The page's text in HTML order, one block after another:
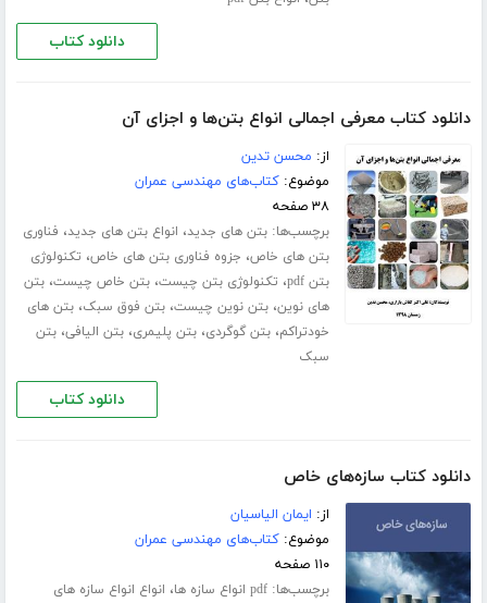
دانلود کتاب
دانلود کتاب معرفی اجمالی انواع بتن‌ها و اجزای آن
از: محسن تدین
موضوع:کتاب‌های مهندسی عمران
۳۸ صفحه
برچسب‌ها:بتن های جدید، انواع بتن های جدید، فناوری
بتن های خاص، جزوه فناوری بتن های خاص، تکنولوژی
بتن pdf
، تکنولوژی بتن چیست،بتن خاص چیست،بتن
های نوین،بتن نوین چیست،بتن فوق سبک،بتن های
خودتراکم،بتن گوگردی،بتن پلیمری،بتن الیافی،بتن
سبک
دانلود کتاب
دانلود کتاب سازه‌های خاص
از: ایمان الیاسیان
موضوع:کتاب‌های مهندسی عمران
۱۱۰ صفحه
برچسب‌ها:pdf انواع سازه ها ، انواع انواع سازه های